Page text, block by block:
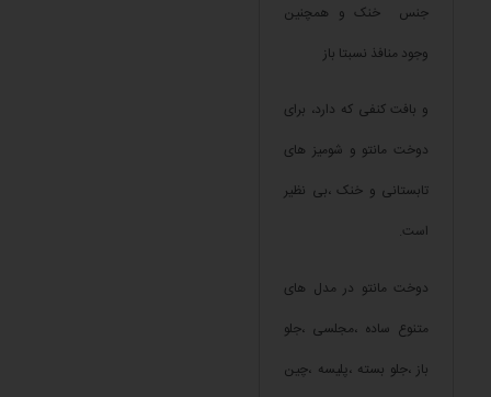
جنس خنک و همچنین
وجود منافذ نسبتا باز
و بافت کنفی که دارد، برای
دوخت مانتو و شومیز های
تابستانی و خنک ،بی نظیر
است.
دوخت مانتو در مدل های
متنوع ساده ،مجلسی ،جلو
باز ،جلو بسته ،پلیسه ،چین